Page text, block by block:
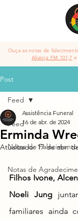
Ouça as notas de
Aliança FM 101,7 e
Post
Feed
Notas de Falecimento
Notas de
Feed
Erminda
Assistência Funeral
16 de abr. de 2024
Atualizado:17 de abr.
Filhos Ivone,
Noeli Jung
familiares ainda